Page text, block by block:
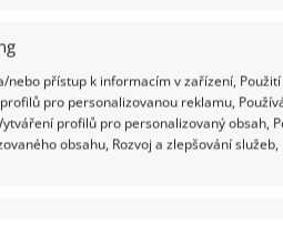
nebo přístup k informacím v zařízení,
pro personalizovanou reklamu,
profilů pro personalizovaný obsah,
obsahu, Rozvoj a zlepšování